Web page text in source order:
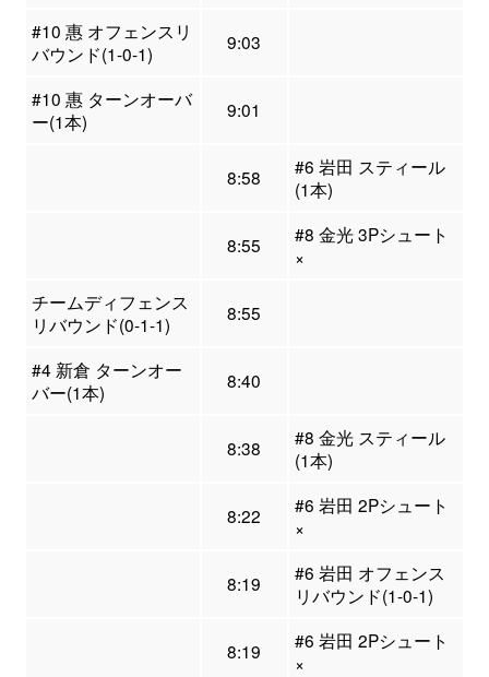
#10 惠 オフェンスリ
バウンド(1-0-1)
9:03
#10 惠 ターンオーバ
ー(1本)
9:01
8:58
#6 岩田 スティール
(1本)
8:55
#8 金光 3Pシュート
×
チームディフェンス
リバウンド(0-1-1)
8:55
#4 新倉 ターンオー
バー(1本)
8:40
8:38
#8 金光 スティール
(1本)
8:22
#6 岩田 2Pシュート
×
8:19
#6 岩田 オフェンス
リバウンド(1-0-1)
8:19
#6 岩田 2Pシュート
×